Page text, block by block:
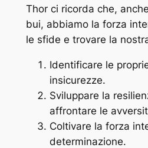
Thor ci ricorda che,
bui, abbiamo la forza
le sfide e trovare la
Identificare le
insicurezze.
Sviluppare la
affrontare le
Coltivare la forza
determinazione.